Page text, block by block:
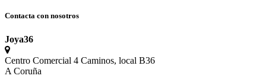
Contacta con nosotros
Joya36
Centro Comercial 4 Caminos, local B36
A Coruña